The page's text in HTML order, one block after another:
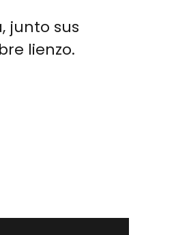
junto sus
lienzo.